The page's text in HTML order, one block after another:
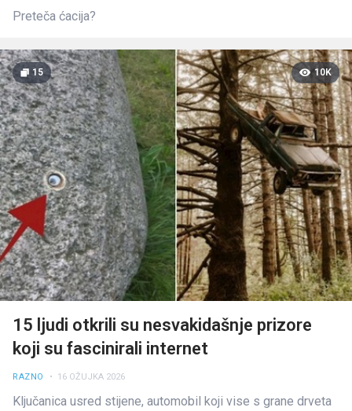
Preteča ćacija?
15 10K
15 ljudi otkrili su nesvakidašnje prizore
koji su fascinirali internet
RAZNO • 16 OŽUJKA 2026
Ključanica usred stijene, automobil koji vise s grane drveta